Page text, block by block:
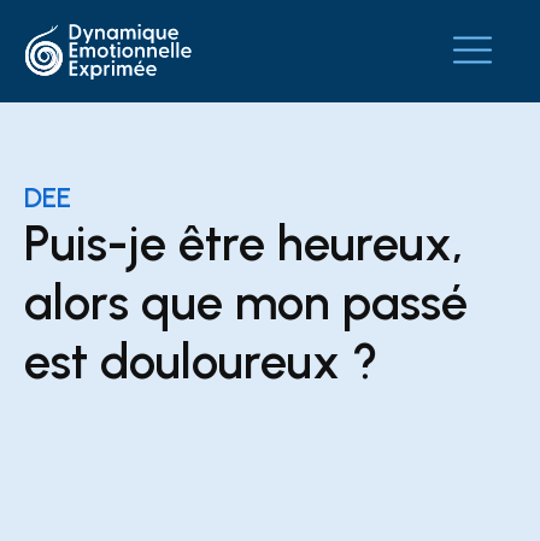
DEE
Puis-je être heureux,
alors que mon passé
est douloureux ?